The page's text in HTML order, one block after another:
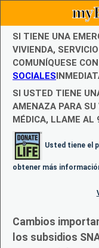
SI TIENE UNA
VIVIENDA,
COMUNÍQUESE
SOCIALES
SI USTED TIENE
AMENAZA PARA SU
MÉDICA, LLAME AL
Usted tiene el
obtener más
Cambios
los subsidios